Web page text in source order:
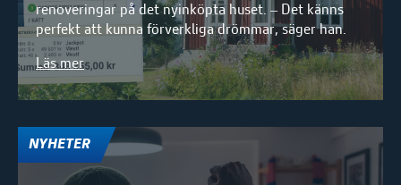
renoveringar på det nyinköpta huset. – Det känns
perfekt att kunna förverkliga drömmar, säger han.
Läs mer
NYHETER